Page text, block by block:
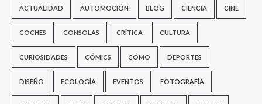
ACTUALIDAD AUTOMOCIÓN BLOG CIENCIA CINE
COCHES CONSOLAS CRÍTICA CULTURA
CURIOSIDADES CÓMICS CÓMO DEPORTES
DISEÑO ECOLOGÍA EVENTOS FOTOGRAFÍA